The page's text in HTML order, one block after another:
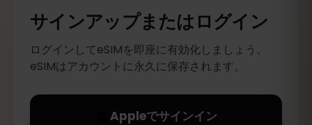
サインアップまたはログイン
ログインしてeSIMを即座に有効化しましょう。
eSIMはアカウントに永久に保存されます。
Appleでサインイン